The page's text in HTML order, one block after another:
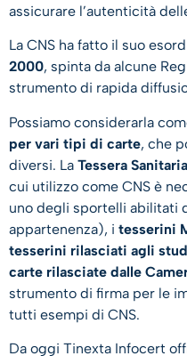
assicurare l’autenticità
La CNS ha fatto il suo
2000, spinta da alcune
strumento di rapida
Possiamo considerarla
per vari tipi di carte, che
diversi. La Tessera Sanitaria
cui utilizzo come CNS è
uno degli sportelli abilitati
appartenenza), i tesserini
tesserini rilasciati agli
carte rilasciate dalle
strumento di firma per le
tutti esempi di CNS.
Da oggi Tinexta Infocert